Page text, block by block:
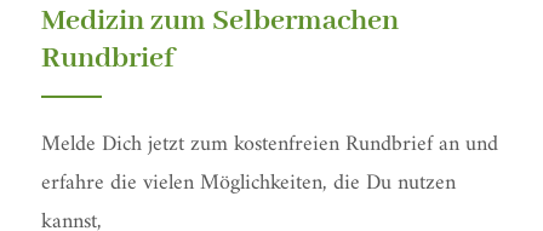
Medizin zum Selbermachen
Rundbrief
Melde Dich jetzt zum kostenfreien Rundbrief an und
erfahre die vielen Möglichkeiten, die Du nutzen
kannst,